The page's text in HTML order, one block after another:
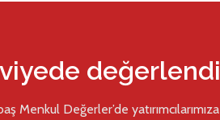
Menkul Değerler’de